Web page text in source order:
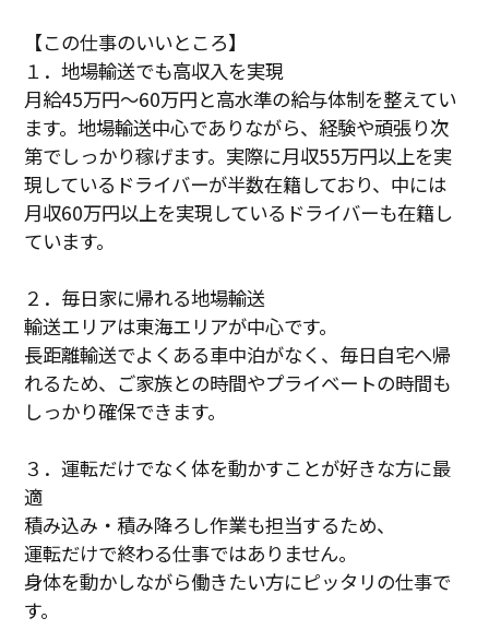
【この仕事のいいところ】
１．地場輸送でも高収入を実現
月給45万円～60万円と高水準の給与体制を整えてい
ます。地場輸送中心でありながら、経験や頑張り次
第でしっかり稼げます。実際に月収55万円以上を実
現しているドライバーが半数在籍しており、中には
月収60万円以上を実現しているドライバーも在籍し
ています。
２．毎日家に帰れる地場輸送
輸送エリアは東海エリアが中心です。
長距離輸送でよくある車中泊がなく、毎日自宅へ帰
れるため、ご家族との時間やプライベートの時間も
しっかり確保できます。
３．運転だけでなく体を動かすことが好きな方に最
適
積み込み・積み降ろし作業も担当するため、
運転だけで終わる仕事ではありません。
身体を動かしながら働きたい方にピッタリの仕事で
す。